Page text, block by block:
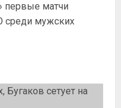
первые матчи
среди мужских